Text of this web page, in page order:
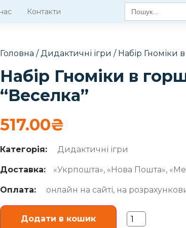
Контакти
Search
for:
Головна /Дидактичні ігри / Набір Гноміки
Набір Гноміки в
“Веселка”
517.00₴
Категорія: Дидактичні ігри
Доставка: «Укрпошта», «Нова Пошта»,
Оплата: онлайн на сайті, на
Додати в кошик